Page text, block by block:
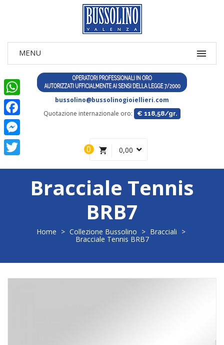
bussolino@bussolinogioiellieri.com
Quotazione internazionale oro:
€ 118,58/gr.
0,00
0
WhatsApp
Facebook
Messenger
Bracciale Tennis
BRB7
Home > Collezione Bussolino > Bracciali >
Bracciale Tennis BRB7